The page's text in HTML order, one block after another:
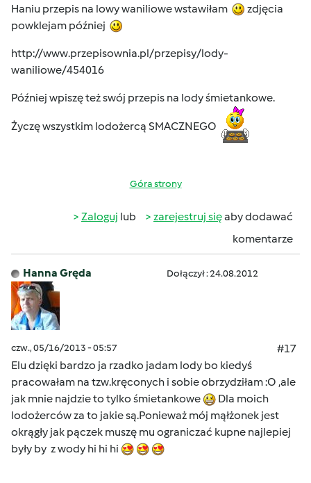
Haniu przepis na lowy waniliowe wstawiłam
zdjęcia
powklejam później
http://www.przepisownia.pl/przepisy/lody-
waniliowe/454016
Później wpiszę też swój przepis na lody śmietankowe.
Życzę wszystkim lodożercą SMACZNEGO
Góra strony
Zaloguj lub zarejestruj sięaby dodawać
komentarze
Hanna Gręda Dołączył : 24.08.2012
czw., 05/16/2013 - 05:57
#17
Elu dzięki bardzo ja rzadko jadam lody bo kiedyś
pracowałam na tzw.kręconych i sobie obrzydziłam :O ,ale
jak mnie najdzie to tylko śmietankowe
Dla moich
lodożerców za to jakie są.Ponieważ mój mąłżonek jest
okrągły jak pączek muszę mu ograniczać kupne najlepiej
były by z wody hi hi hi